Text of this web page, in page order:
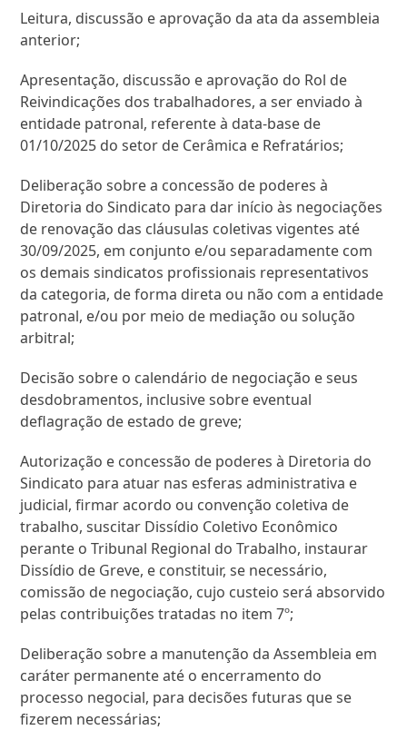
Leitura, discussão e aprovação da ata da assembleia
anterior;
Apresentação, discussão e aprovação do Rol de
Reivindicações dos trabalhadores, a ser enviado à
entidade patronal, referente à data-base de
01/10/2025 do setor de Cerâmica e Refratários;
Deliberação sobre a concessão de poderes à
Diretoria do Sindicato para dar início às negociações
de renovação das cláusulas coletivas vigentes até
30/09/2025, em conjunto e/ou separadamente com
os demais sindicatos profissionais representativos
da categoria, de forma direta ou não com a entidade
patronal, e/ou por meio de mediação ou solução
arbitral;
Decisão sobre o calendário de negociação e seus
desdobramentos, inclusive sobre eventual
deflagração de estado de greve;
Autorização e concessão de poderes à Diretoria do
Sindicato para atuar nas esferas administrativa e
judicial, firmar acordo ou convenção coletiva de
trabalho, suscitar Dissídio Coletivo Econômico
perante o Tribunal Regional do Trabalho, instaurar
Dissídio de Greve, e constituir, se necessário,
comissão de negociação, cujo custeio será absorvido
pelas contribuições tratadas no item 7º;
Deliberação sobre a manutenção da Assembleia em
caráter permanente até o encerramento do
processo negocial, para decisões futuras que se
fizerem necessárias;